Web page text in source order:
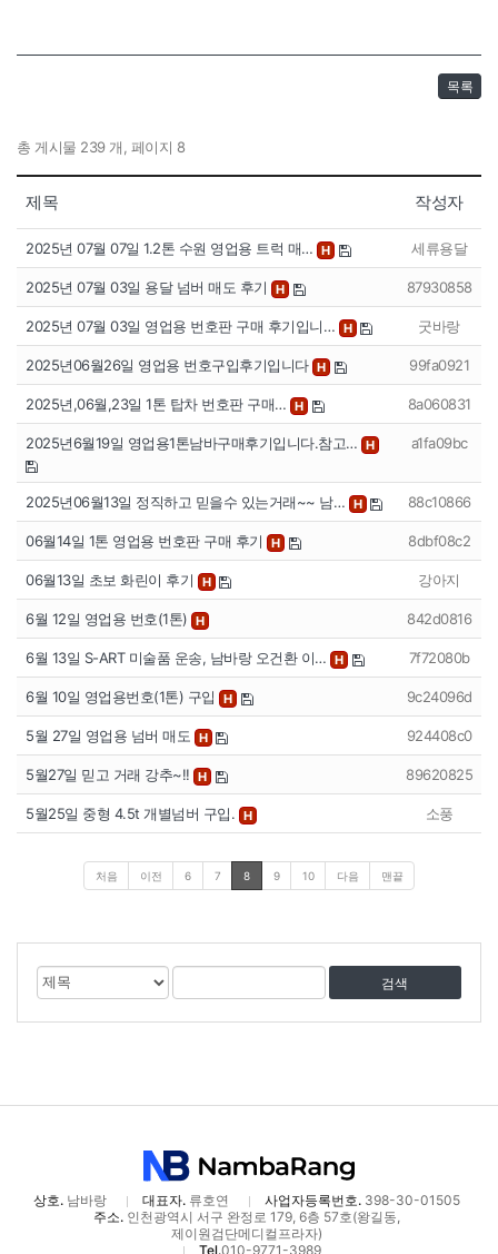
목록
총 게시물 239 개, 페이지 8
제목 작성자
2025년 07월 07일 1.2톤 수원 영업용 트럭 매… H 세류용달
2025년 07월 03일 용달 넘버 매도 후기 H 87930858
2025년 07월 03일 영업용 번호판 구매 후기입니… H 굿바랑
2025년06월26일 영업용 번호구입후기입니다 H 99fa0921
2025년,06월,23일 1톤 탑차 번호판 구매… H 8a060831
2025년6월19일 영업용1톤남바구매후기입니다.참고… H a1fa09bc
2025년06월13일 정직하고 믿을수 있는거래~~ 남… H 88c10866
06월14일 1톤 영업용 번호판 구매 후기 H 8dbf08c2
06월13일 초보 화린이 후기 H 강아지
6월 12일 영업용 번호(1톤) H 842d0816
6월 13일 S-ART 미술품 운송, 남바랑 오건환 이… H 7f72080b
6월 10일 영업용번호(1톤) 구입 H 9c24096d
5월 27일 영업용 넘버 매도 H 924408c0
5월27일 믿고 거래 강추~!! H 89620825
5월25일 중형 4.5t 개별넘버 구입. H 소풍
처음 이전 6 7 8 9 10 다음 맨끝
게
물
검
색
대
검
어
상호.남바랑 대표자.류호연 사업자등록번호.398-30-01505
주소.인천광역시 서구 완정로 179, 6층 57호(왕길동,
제이원검단메디컬프라자)
Tel.010-9771-3989